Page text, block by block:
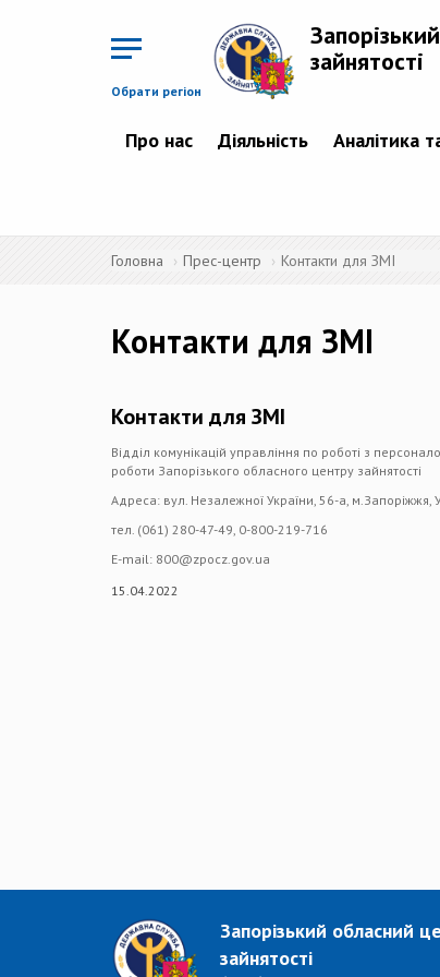
Обрати регіон
зайнятості
Про нас Діяльність Аналітика
Головна Прес-центр Контакти для ЗМІ
Контакти для ЗМІ
Контакти для ЗМІ
Відділ комунікацій управління по роботі з
роботи Запорізького обласного центру зайнятості
Адреса: вул. Незалежної України, 56-а, м.Запоріжжя,
тел. (061) 280-47-49, 0-800-219-716
Е-mail: 800@zpocz.gov.ua
15.04.2022
Запорізький обласний
зайнятості